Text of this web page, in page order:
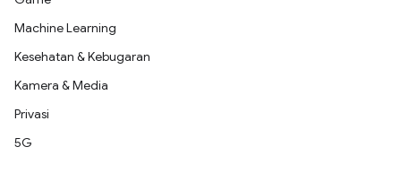
Machine Learning
Kesehatan & Kebugaran
Kamera & Media
Privasi
5G